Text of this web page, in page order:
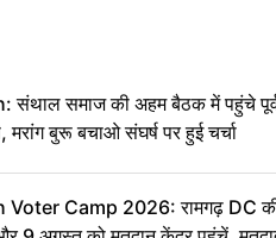
संथाल समाज की अहम बैठक में पहुंचे पूर्व
मरांग बुरू बचाओ संघर्ष पर हुई चर्चा
Voter Camp 2026: रामगढ़ DC